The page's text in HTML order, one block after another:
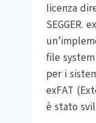
licenza
SEGGER.
file
per i
exFAT
è stato